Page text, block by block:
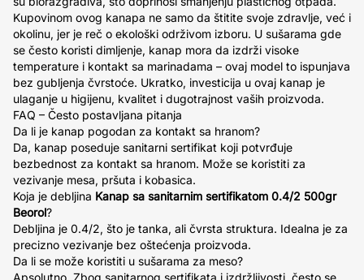
Kupovinom ovog kanapa ne samo da štitite svoje zdravlje, već i
okolinu, jer je reč o ekološki održivom izboru. U sušarama gde
se često koristi dimljenje, kanap mora da izdrži visoke
temperature i kontakt sa marinadama – ovaj model to ispunjava
bez gubljenja čvrstoće. Ukratko, investicija u ovaj kanap je
ulaganje u higijenu, kvalitet i dugotrajnost vaših proizvoda.
FAQ – Često postavljana pitanja
Da li je kanap pogodan za kontakt sa hranom?
Da, kanap poseduje sanitarni sertifikat koji potvrđuje
bezbednost za kontakt sa hranom. Može se koristiti za
vezivanje mesa, pršuta i kobasica.
Koja je debljina Kanap sa sanitarnim sertifikatom 0.4/2 500gr
Beorol?
Debljina je 0.4/2, što je tanka, ali čvrsta struktura. Idealna je za
precizno vezivanje bez oštećenja proizvoda.
Da li se može koristiti u sušarama za meso?
Apsolutno. Zbog sanitarnog sertifikata i izdržljivosti, često se